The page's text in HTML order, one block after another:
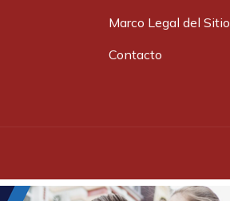
Marco Legal del Sitio
Contacto